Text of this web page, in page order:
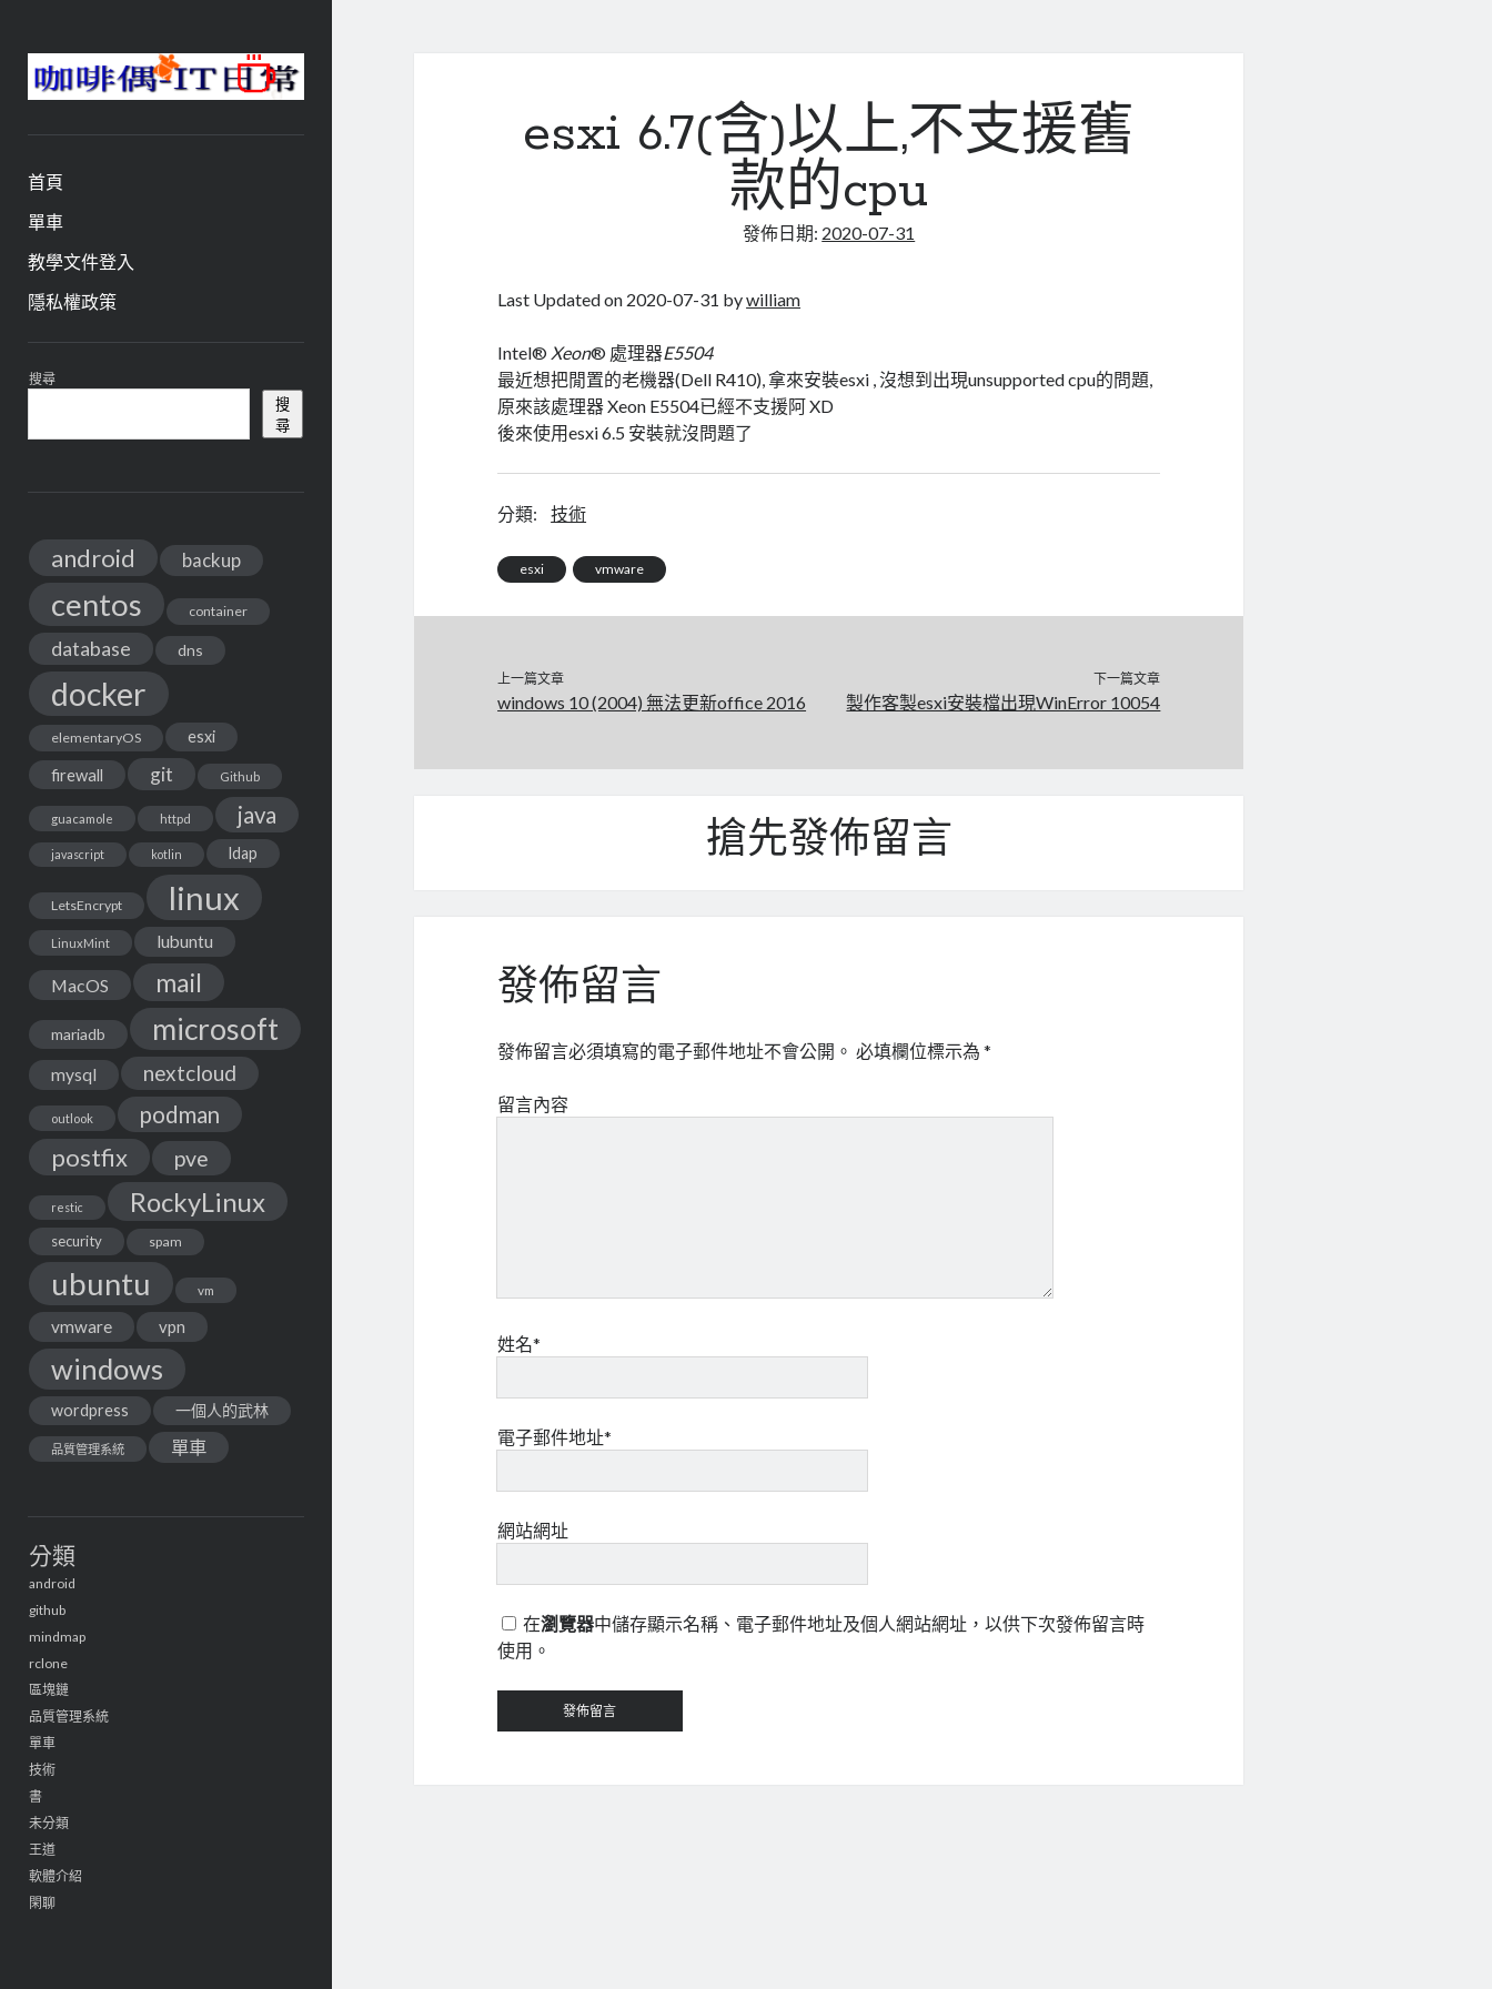
咖
啡
與
IT
日
常
首頁
單車
教學文件登入
隱私權政策
資
訊
欄
搜尋
搜
尋
android backup
centos container
database dns
docker
elementaryOS esxi
firewall git Github
guacamole httpd java
javascript kotlin ldap
LetsEncrypt linux
LinuxMint lubuntu
MacOS mail
mariadb microsoft
mysql nextcloud
outlook podman
postfix pve
restic RockyLinux
security spam
ubuntu vm
vmware vpn
windows
wordpress 一個人的武林
品質管理系統 單車
分類
android
github
mindmap
rclone
區塊鏈
品質管理系統
單車
技術
書
未分類
王道
軟體介紹
閑聊
esxi 6.7(含)以上,不支援舊
款的cpu
發佈日期: 2020-07-31
Last Updated on 2020-07-31 bywilliam
Intel® Xeon® 處理器E5504
最近想把閒置的老機器(Dell R410), 拿來安裝esxi , 沒想到出現unsupported cpu的問題,
原來該處理器 Xeon E5504已經不支援阿 XD
後來使用esxi 6.5 安裝就沒問題了
分類: 技術
esxi vmware
上一篇文章
windows 10 (2004) 無法更新office 2016
下一篇文章
製作客製esxi安裝檔出現WinError 10054
搶先發佈留言
發佈留言
發佈留言必須填寫的電子郵件地址不會公開。 必填欄位標示為*
留言內容
姓名*
電子郵件地址*
網站網址
在瀏覽器中儲存顯示名稱、電子郵件地址及個人網站網址，以供下次發佈留言時
使用。